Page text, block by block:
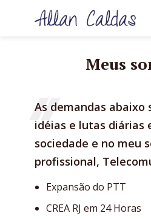
Meus
As demandas abaixo
idéias e lutas diárias
sociedade e no meu
profissional,
Expansão do PTT
CREA RJ em 24 Horas